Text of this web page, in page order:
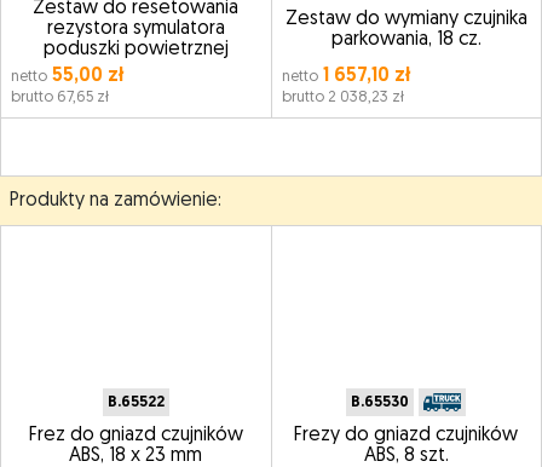
Zestaw do resetowania
rezystora symulatora
poduszki powietrznej
netto 55,00 zł
brutto 67,65 zł
Zestaw do wymiany czujnika
parkowania, 18 cz.
netto1 657,10 zł
brutto 2 038,23 zł
Produkty na zamówienie:
B.65522
Frez do gniazd czujników
ABS, 18 x 23 mm
B.65530
Frezy do gniazd czujników
ABS, 8 szt.